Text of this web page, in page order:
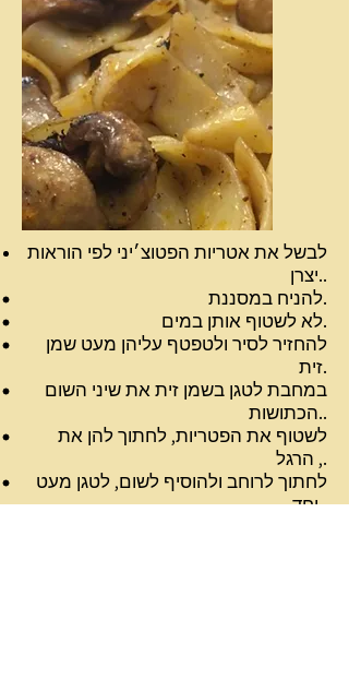
לבשל את אטריות הפטוצ׳יני לפי הוראות
יצרן..
להניח במסננת.
לא לשטוף אותן במים.
להחזיר לסיר ולטפטף עליהן מעט שמן
זית.
במחבת לטגן בשמן זית את שיני השום
הכתושות..
לשטוף את הפטריות, לחתוך להן את
הרגל ,.
לחתוך לרוחב ולהוסיף לשום, לטגן מעט
יחד..